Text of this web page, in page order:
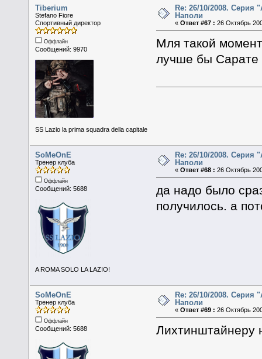
Tiberium
Stefano Fiore
Спортивный директор
Оффлайн
Сообщений: 9970
SS Lazio la prima squadra della capitale
Re: 26/10/2008.
Наполи
«Ответ #67 : 26 Октябрь
Мля такой
лучше бы Сарате
SoMeOnE
Тренер клуба
Оффлайн
Сообщений: 5688
A ROMA SOLO LA LAZIO!
Re: 26/10/2008.
Наполи
«Ответ #68 : 26 Октябрь
да надо было
получилось. а
SoMeOnE
Тренер клуба
Оффлайн
Сообщений: 5688
Re: 26/10/2008.
Наполи
«Ответ #69 : 26 Октябрь
Лихтинштайнеру